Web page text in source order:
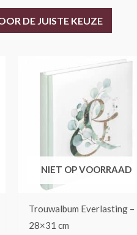
DE JUISTE KEUZE
NIET OP VOORRAAD
Trouwalbum Everlasting –
28×31 cm